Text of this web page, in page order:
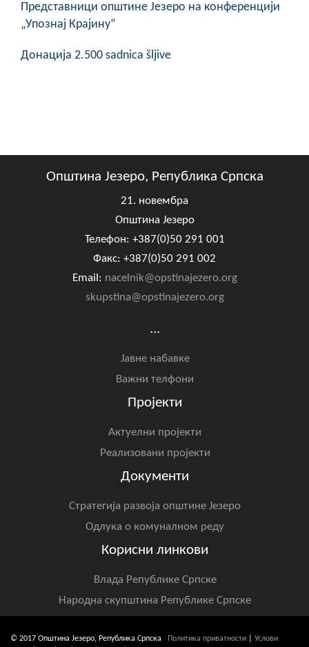
Представници општине Језеро на конференцији
„Упознај Крајину“
Донација 2.500 sadnica šljive
Општина Језеро, Република Српска
21. новембра
Општина Језеро
Телефон: +387(0)50 291 001
Факс: +387(0)50 291 002
Email: nacelnik@opstinajezero.org
skupstina@opstinajezero.org
...
Јавне набавке
Важни телфони
Пројекти
Актуелни пројекти
Реализовани пројекти
Документи
Стратегија развоја општине Језеро
Одлука о комуналном реду
Корисни линкови
Влада Републике Српске
Народна скупштина Републике Српске
© 2017 Општина Језеро, Република Српска Политика приватности
Услови